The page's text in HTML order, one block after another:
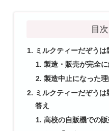
目次
ミルクティーだぞうは
製造・販売が完全
製造中止になった
ミルクティーだぞう
答え
高校の自販機での